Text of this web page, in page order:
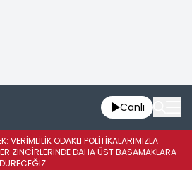
Canlı
VERİMLİLİK ODAKLI POLİTİKALARIMIZLA
ZİNCİRLERİNDE DAHA ÜST BASAMAKLARA